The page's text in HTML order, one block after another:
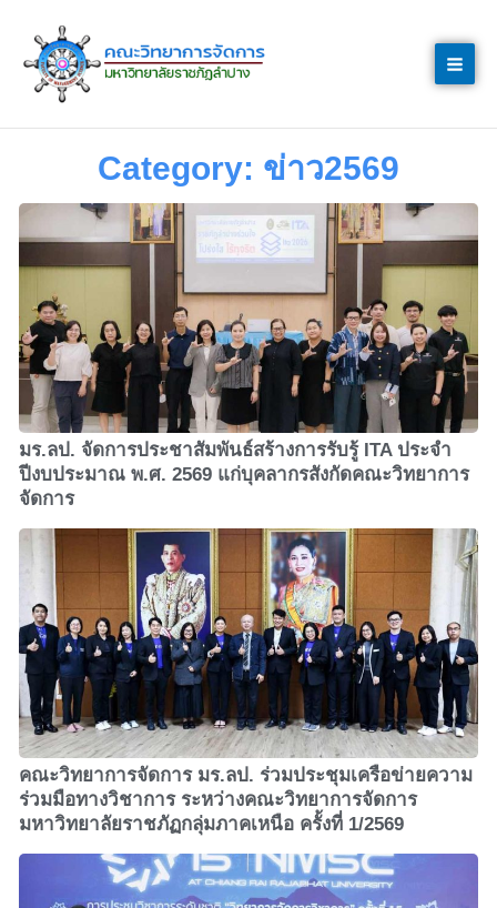
content
Category: ข่าว2569
มร.ลป. จัดการประชาสัมพันธ์สร้างการรับรู้ ITA ประจำ
ปีงบประมาณ พ.ศ. 2569 แก่บุคลากรสังกัดคณะวิทยาการ
จัดการ
คณะวิทยาการจัดการ มร.ลป. ร่วมประชุมเครือข่ายความ
ร่วมมือทางวิชาการ ระหว่างคณะวิทยาการจัดการ
มหาวิทยาลัยราชภัฏกลุ่มภาคเหนือ ครั้งที่ 1/2569